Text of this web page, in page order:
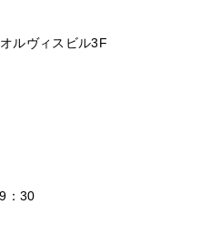
ルヴィスビル3F
：30